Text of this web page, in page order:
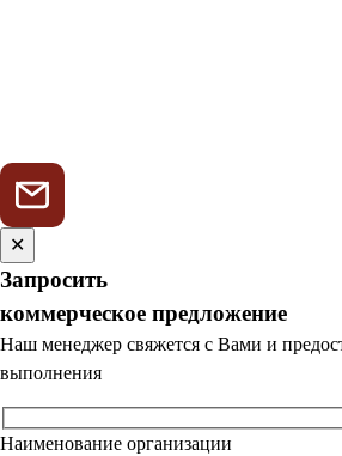
✕
Запросить
коммерческое предложение
Наш менеджер свяжется с Вами и
выполнения
Наименование организации